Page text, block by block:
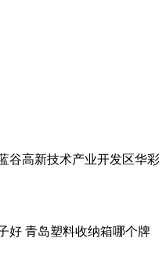
谷高新技术产业开发区华彩
好 青岛塑料收纳箱哪个牌